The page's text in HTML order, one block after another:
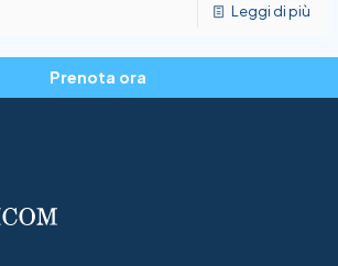
Leggi di più
Prenota ora